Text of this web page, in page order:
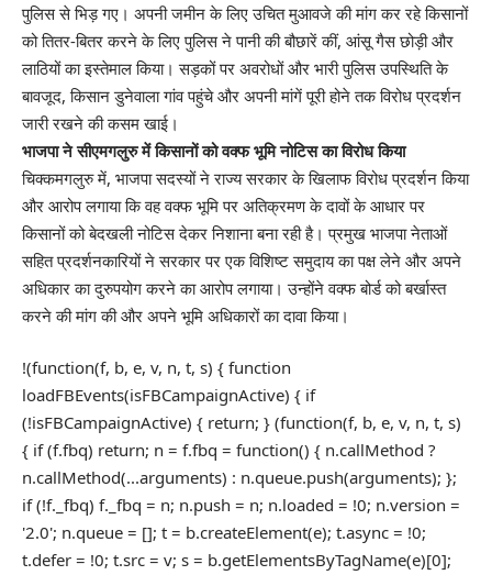
पुलिस से भिड़ गए। अपनी जमीन के लिए उचित मुआवजे की मांग कर रहे किसानों
को तितर-बितर करने के लिए पुलिस ने पानी की बौछारें कीं, आंसू गैस छोड़ी और
लाठियों का इस्तेमाल किया। सड़कों पर अवरोधों और भारी पुलिस उपस्थिति के
बावजूद, किसान डुनेवाला गांव पहुंचे और अपनी मांगें पूरी होने तक विरोध प्रदर्शन
जारी रखने की कसम खाई।
भाजपा ने सीएमगलुरु में किसानों को वक्फ भूमि नोटिस का विरोध किया
चिक्कमगलुरु में, भाजपा सदस्यों ने राज्य सरकार के खिलाफ विरोध प्रदर्शन किया
और आरोप लगाया कि वह वक्फ भूमि पर अतिक्रमण के दावों के आधार पर
किसानों को बेदखली नोटिस देकर निशाना बना रही है। प्रमुख भाजपा नेताओं
सहित प्रदर्शनकारियों ने सरकार पर एक विशिष्ट समुदाय का पक्ष लेने और अपने
अधिकार का दुरुपयोग करने का आरोप लगाया। उन्होंने वक्फ बोर्ड को बर्खास्त
करने की मांग की और अपने भूमि अधिकारों का दावा किया।
!(function(f, b, e, v, n, t, s) { function
loadFBEvents(isFBCampaignActive) { if
(!isFBCampaignActive) { return; } (function(f, b, e, v, n, t, s)
{ if (f.fbq) return; n = f.fbq = function() { n.callMethod ?
n.callMethod(...arguments) : n.queue.push(arguments); };
if (!f._fbq) f._fbq = n; n.push = n; n.loaded = !0; n.version =
'2.0'; n.queue = []; t = b.createElement(e); t.async = !0;
t.defer = !0; t.src = v; s = b.getElementsByTagName(e)[0];